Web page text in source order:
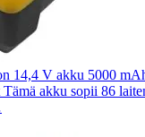
14,4 V akku 5000
akku sopii 86